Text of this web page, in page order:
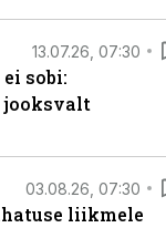
13.07.26, 07:30
sobi:
jooksvalt
03.08.26, 07:30
liikmele